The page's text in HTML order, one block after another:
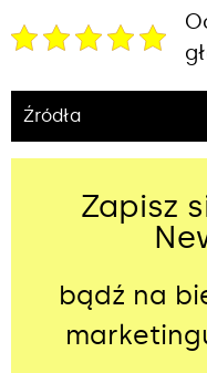
Źródła
Zapisz
bądź na